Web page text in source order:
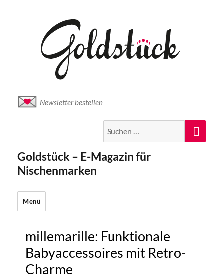
Newsletter bestellen
nach:
Goldstück – E-Magazin für
Nischenmarken
Menü
millemarille: Funktionale
Babyaccessoires mit Retro-
Charme